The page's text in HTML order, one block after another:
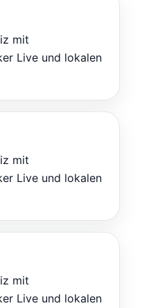
mit
Live und lokalen
mit
Live und lokalen
mit
Live und lokalen